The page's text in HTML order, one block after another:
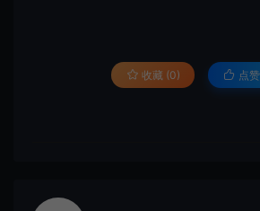
收藏 (0) 点